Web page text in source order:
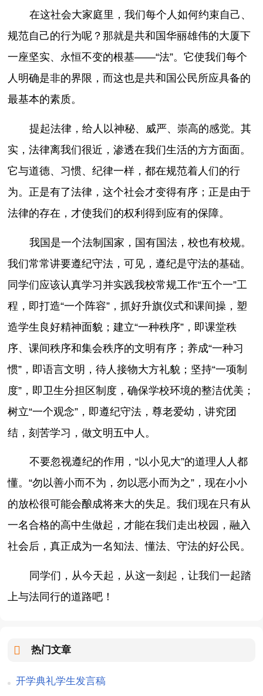
在这社会大家庭里，我们每个人如何约束自己、
规范自己的行为呢？那就是共和国华丽雄伟的大厦下
一座坚实、永恒不变的根基——“法”。它使我们每个
人明确是非的界限，而这也是共和国公民所应具备的
最基本的素质。
提起法律，给人以神秘、威严、崇高的感觉。其
实，法律离我们很近，渗透在我们生活的方方面面。
它与道德、习惯、纪律一样，都在规范着人们的行
为。正是有了法律，这个社会才变得有序；正是由于
法律的存在，才使我们的权利得到应有的保障。
我国是一个法制国家，国有国法，校也有校规。
我们常常讲要遵纪守法，可见，遵纪是守法的基础。
同学们应该认真学习并实践我校常规工作“五个一”工
程，即打造“一个阵容”，抓好升旗仪式和课间操，塑
造学生良好精神面貌；建立“一种秩序”，即课堂秩
序、课间秩序和集会秩序的文明有序；养成“一种习
惯”，即语言文明，待人接物大方礼貌；坚持“一项制
度”，即卫生分担区制度，确保学校环境的整洁优美；
树立“一个观念”，即遵纪守法，尊老爱幼，讲究团
结，刻苦学习，做文明五中人。
不要忽视遵纪的作用，“以小见大”的道理人人都
懂。“勿以善小而不为，勿以恶小而为之”，现在小小
的放松很可能会酿成将来大的失足。我们现在只有从
一名合格的高中生做起，才能在我们走出校园，融入
社会后，真正成为一名知法、懂法、守法的好公民。
同学们，从今天起，从这一刻起，让我们一起踏
上与法同行的道路吧！
热门文章
开学典礼学生发言稿